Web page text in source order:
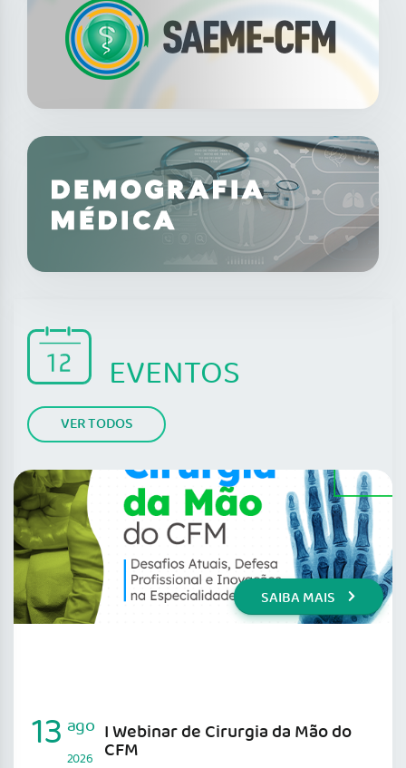
EVENTOS
VER TODOS
SAIBA MAIS
I Webinar de Cirurgia da Mão do
CFM
13 ago
2026